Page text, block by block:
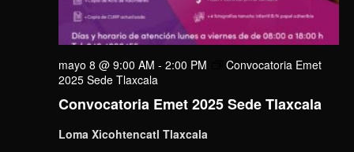
Convocatoria Emet 2025 Sede Tlaxcala
mayo 8 @ 9:00 AM - 2:00 PM
Convocatoria Emet
2025 Sede Tlaxcala
Loma Xicohtencatl Tlaxcala